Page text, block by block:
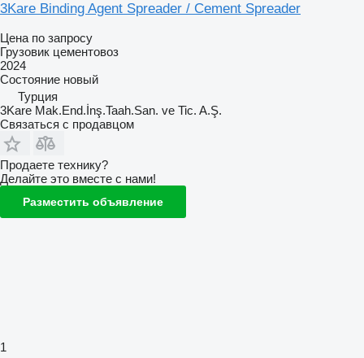
3Kare Binding Agent Spreader / Cement Spreader
Цена по запросу
Грузовик цементовоз
2024
Состояние новый
Турция
3Kare Mak.End.İnş.Taah.San. ve Tic. A.Ş.
Связаться с продавцом
Продаете технику?
Делайте это вместе с нами!
Разместить объявление
1